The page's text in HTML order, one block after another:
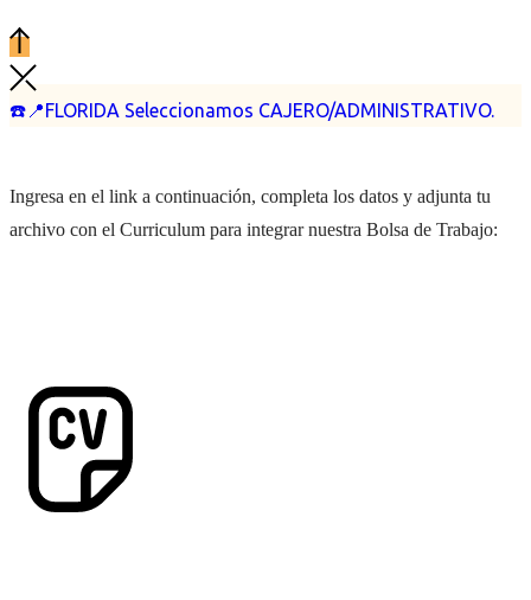
☎️📍FLORIDA Seleccionamos CAJERO/ADMINISTRATIVO.
Ingresa en el link a continuación, completa los datos y adjunta tu
archivo con el Curriculum para integrar nuestra Bolsa de Trabajo: